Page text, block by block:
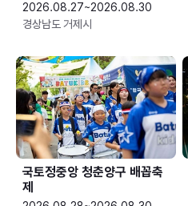
2026.08.27~2026.08.30
경상남도 거제시
국토정중앙 청춘양구 배꼽축
제